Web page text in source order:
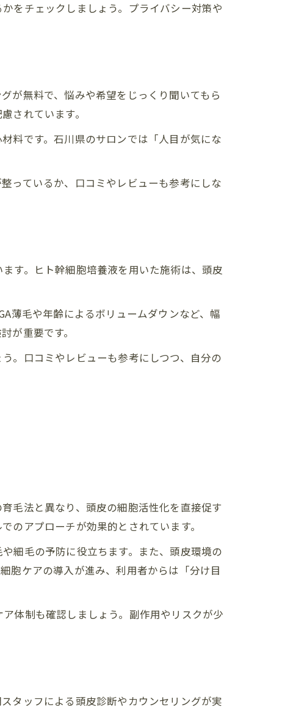
をチェックしましょう。プライバシー対策や
が無料で、悩みや希望をじっくり聞いてもら
されています。
料です。石川県のサロンでは「人目が気にな
っているか、口コミやレビューも参考にしな
す。ヒト幹細胞培養液を用いた施術は、頭皮
薄毛や年齢によるボリュームダウンなど、幅
が重要です。
。口コミやレビューも参考にしつつ、自分の
毛法と異なり、頭皮の細胞活性化を直接促す
のアプローチが効果的とされています。
細毛の予防に役立ちます。また、頭皮環境の
胞ケアの導入が進み、利用者からは「分け目
体制も確認しましょう。副作用やリスクが少
タッフによる頭皮診断やカウンセリングが実